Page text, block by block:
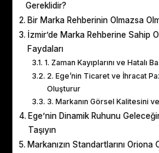
Gereklidir?
Bir Marka Rehberinin Olmazsa
İzmir’de Marka Rehberine Sahip
Faydaları
1. Zaman Kayıplarını ve Hatalı
2. Ege’nin Ticaret ve İhracat
Oluşturur
3. Markanın Görsel Kalitesini
Ege’nin Dinamik Ruhunu
Taşıyın
Markanızın Standartlarını